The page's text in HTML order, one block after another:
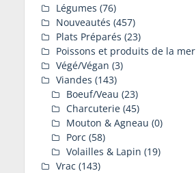
Légumes (76)
Nouveautés (457)
Plats Préparés (23)
Poissons et produits de la mer
Végé/Végan (3)
Viandes (143)
Boeuf/Veau (23)
Charcuterie (45)
Mouton & Agneau (0)
Porc (58)
Volailles & Lapin (19)
Vrac (143)